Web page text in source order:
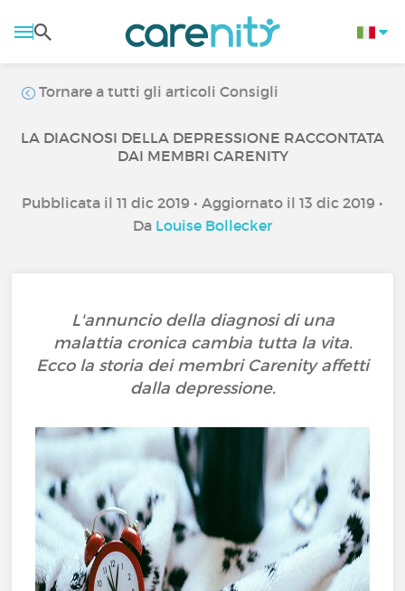
Tornare a tutti gli articoli Consigli
LA DIAGNOSI DELLA DEPRESSIONE RACCONTATA
DAI MEMBRI CARENITY
Pubblicata il 11 dic 2019 • Aggiornato il 13 dic 2019 •
Da Louise Bollecker
L'annuncio della diagnosi di una
malattia cronica cambia tutta la vita.
Ecco la storia dei membri Carenity affetti
dalla depressione.